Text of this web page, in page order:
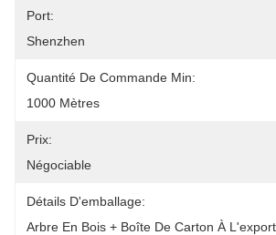
Port:
Shenzhen
Quantité De Commande Min:
1000 Mètres
Prix:
Négociable
Détails D'emballage:
Arbre En Bois + Boîte De Carton À